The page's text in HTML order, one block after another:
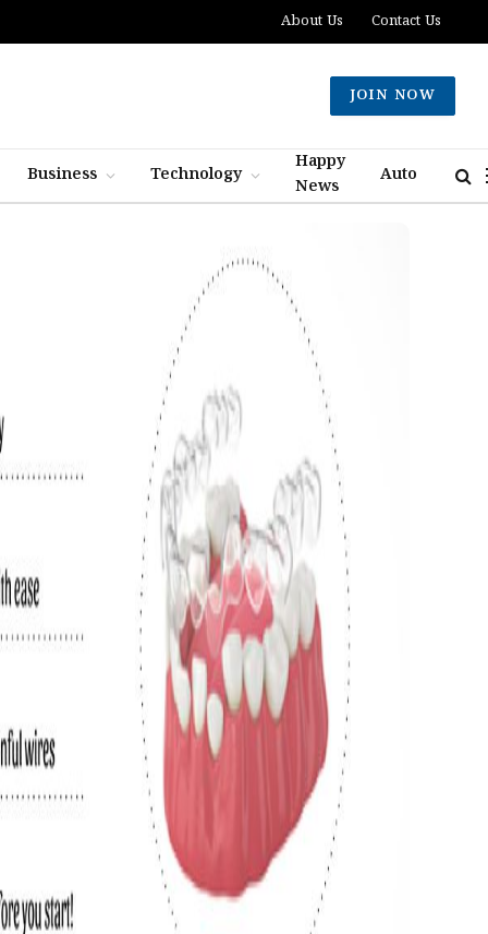
About Us Contact Us
JOIN NOW
Business Technology
Happy
News
Auto